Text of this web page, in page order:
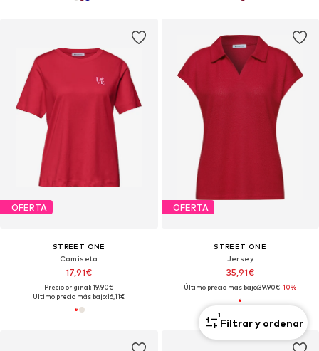
OFERTA
STREET ONE
Camiseta
17,91€
Precio original: 19,90€
Último precio más bajo:16,11€
OFERTA
STREET ONE
Jersey
35,91€
Último precio más bajo:39,90€-10%
1
Filtrar y ordenar